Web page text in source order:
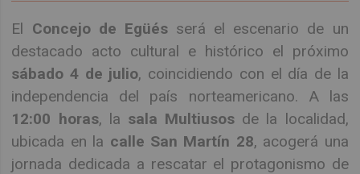
El Concejo de Egüésserá el escenario de un
destacado acto cultural e histórico el próximo
sábado 4 de julio, coincidiendo con el día de la
independencia del país norteamericano. A las
12:00 horas, la sala Multiusos de la localidad,
ubicada en la calle San Martín 28, acogerá una
jornada dedicada a rescatar el protagonismo de